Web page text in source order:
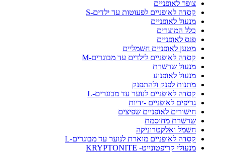
צופר לאופניים
קסדה לאופניים לפעוטות עד ילדים-S
מנעול לאופניים
כלל המוצרים
פנס לאופניים
מטען לאופניים חשמליים
קסדה לאופניים לילדים עד מבוגרים-M
מנעול שרשרת
מנעול לאופנוע
מתנות לפנק ולהתפנק
קסדה לאופניים לנוער עד מבוגרים-L
גריפים לאופניים -ידיות
חישורים לאופניים שפיצים
שרשרת מחוסמת
חשמל ואלקטרוניקה
קסדה לאופניים מוארת לנוער עד מבוגרים-L
מנעולי קריפטונייט- KRYPTONITE